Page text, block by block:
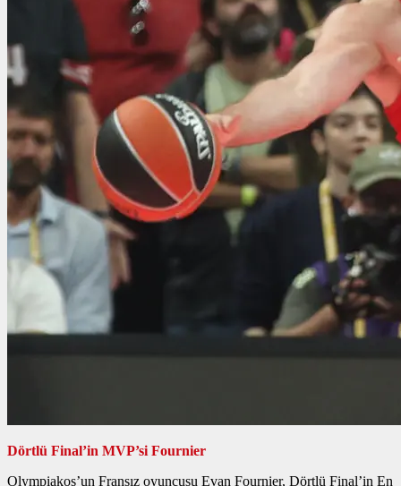
Dörtlü Final’in MVP’si Fournier
Olympiakos’un Fransız oyuncusu Evan Fournier, Dörtlü Final’in En